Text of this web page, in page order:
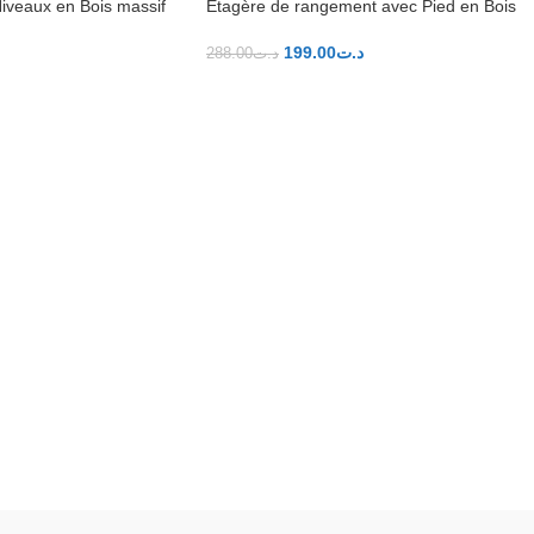
en Bois massif -31%
Étagère de rangement avec Pied en Bois
د.ت288.00 د.ت199.00